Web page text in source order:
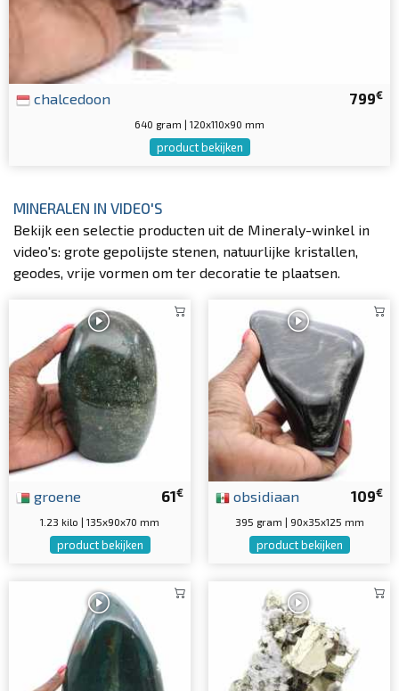
799€
chalcedoon
640 gram | 120x110x90 mm
product bekijken
MINERALEN IN VIDEO'S
Bekijk een selectie producten uit de Mineraly-winkel in
video's: grote gepolijste stenen, natuurlijke kristallen,
geodes, vrije vormen om ter decoratie te plaatsen.
61€
groene
1.23 kilo | 135x90x70 mm
product bekijken
109€
obsidiaan
395 gram | 90x35x125 mm
product bekijken